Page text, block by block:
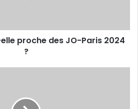
proche des JO-Paris 2024
?